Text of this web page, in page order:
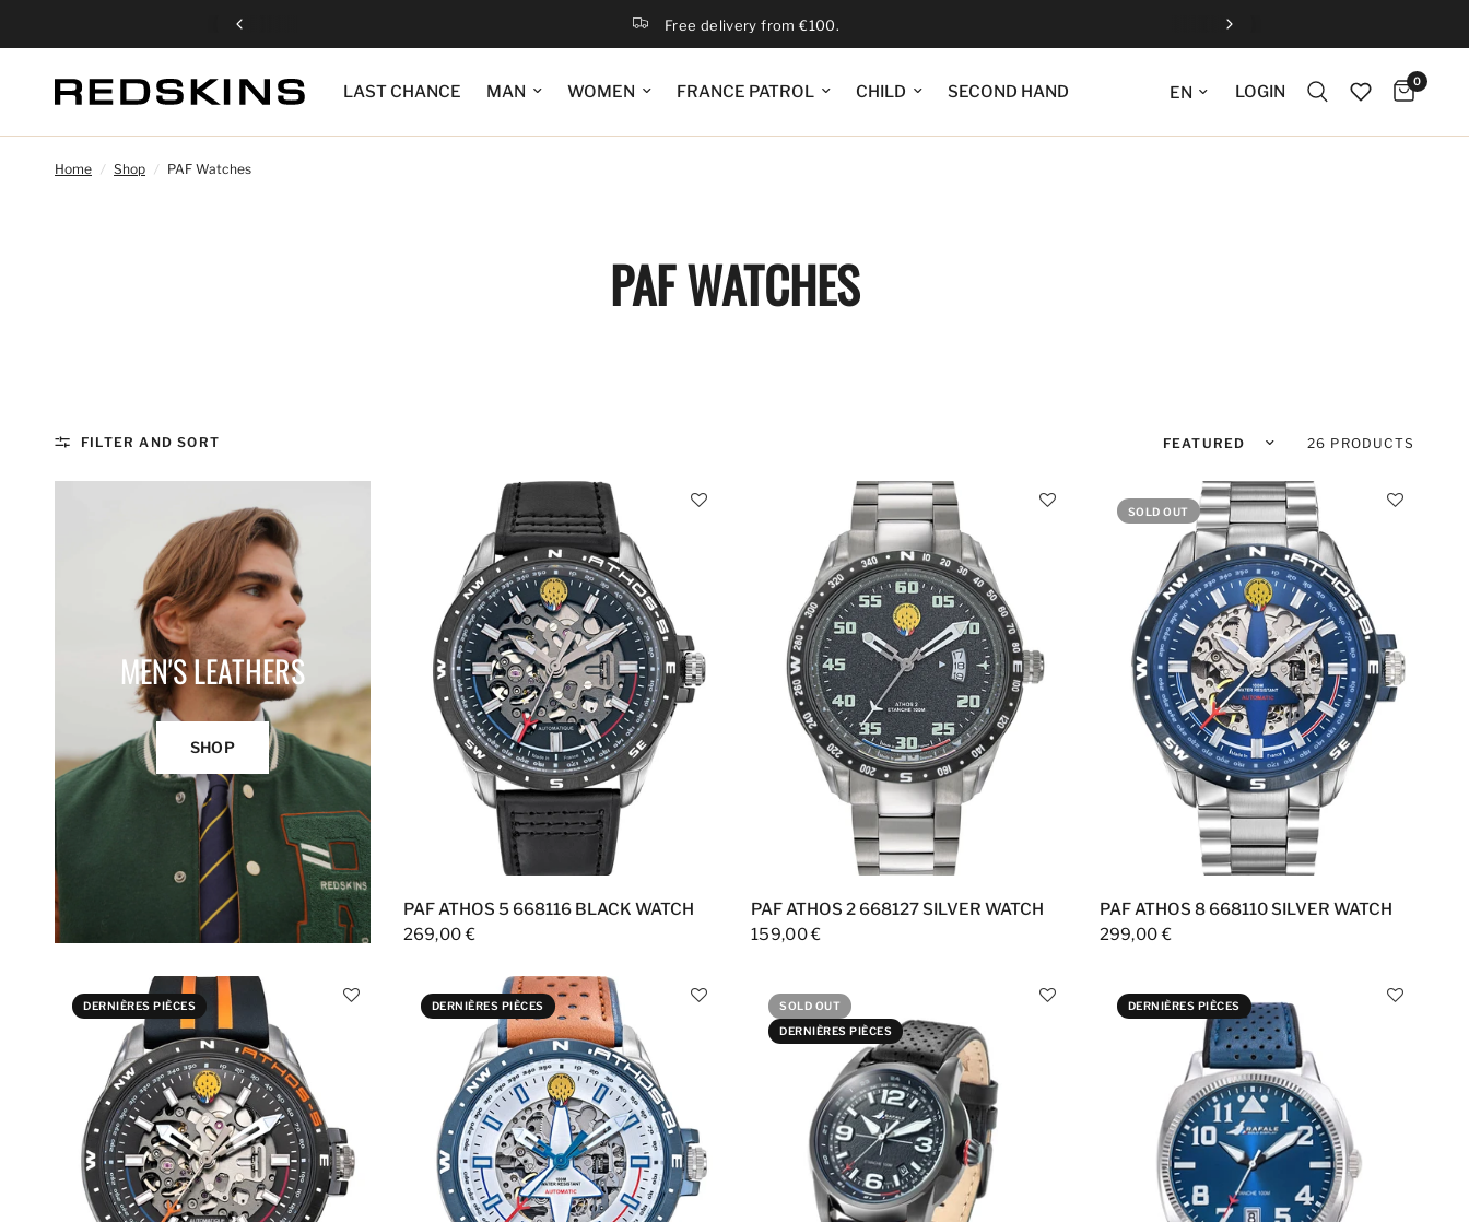
Free delivery from €100.
LAST CHANCE MAN WOMEN FRANCE PATROL CHILD SECOND HAND Update language
LOGIN
0
Home / Shop / PAF Watches
PAF WATCHES
FILTER AND SORT Sort by 26 PRODUCTS
MEN'S LEATHERS
SHOP
PAF ATHOS 5 668116 BLACK WATCH
269,00 €
PAF ATHOS 2 668127 SILVER WATCH
159,00 €
SOLD OUT
PAF ATHOS 8 668110 SILVER WATCH
299,00 €
DERNIÈRES PIÈCES DERNIÈRES PIÈCES
SOLD OUT
DERNIÈRES PIÈCES
DERNIÈRES PIÈCES